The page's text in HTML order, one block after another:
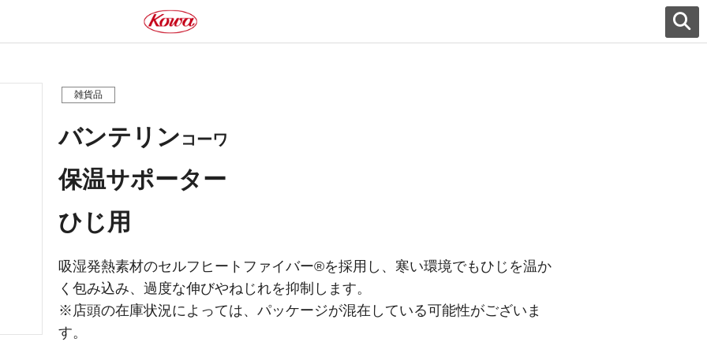
雑貨品
バンテリン コーワ
保温サポーター
ひじ用
吸湿発熱素材のセルフヒートファイバー®を採用し、寒い環境でもひじを温か
く包み込み、過度な伸びやねじれを抑制します。
※店頭の在庫状況によっては、パッケージが混在している可能性がございま
す。